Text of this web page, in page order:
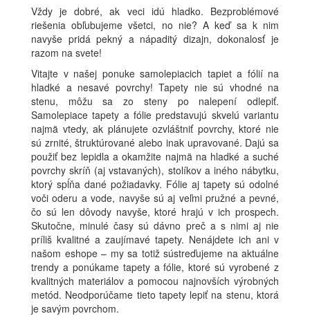
Vždy je dobré, ak veci idú hladko. Bezproblémové
riešenia obľubujeme všetci, no nie? A keď sa k nim
navyše pridá pekný a nápaditý dizajn, dokonalosť je
razom na svete!
Vitajte v našej ponuke samolepiacich tapiet a fólií na
hladké a nesavé povrchy! Tapety nie sú vhodné na
stenu, môžu sa zo steny po nalepení odlepiť.
Samolepiace tapety a fólie predstavujú skvelú variantu
najmä vtedy, ak plánujete ozvláštniť povrchy, ktoré nie
sú zrnité, štruktúrované alebo inak upravované. Dajú sa
použiť bez lepidla a okamžite najmä na hladké a suché
povrchy skríň (aj vstavaných), stolíkov a iného nábytku,
ktorý spĺňa dané požiadavky. Fólie aj tapety sú odolné
voči oderu a vode, navyše sú aj veľmi pružné a pevné,
čo sú len dôvody navyše, ktoré hrajú v ich prospech.
Skutočne, minulé časy sú dávno preč a s nimi aj nie
príliš kvalitné a zaujímavé tapety. Nenájdete ich ani v
našom eshope – my sa totiž sústreďujeme na aktuálne
trendy a ponúkame tapety a fólie, ktoré sú vyrobené z
kvalitných materiálov a pomocou najnovších výrobných
metód. Neodporúčame tieto tapety lepiť na stenu, ktorá
je savým povrchom.